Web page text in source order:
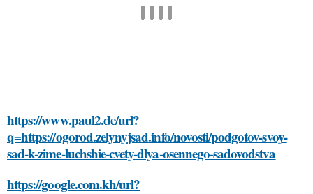
https://www.paul2.de/url?
q=https://ogorod.zelynyjsad.info/novosti/podgotov-svoy-
sad-k-zime-luchshie-cvety-dlya-osennego-sadovodstva
https://google.com.kh/url?